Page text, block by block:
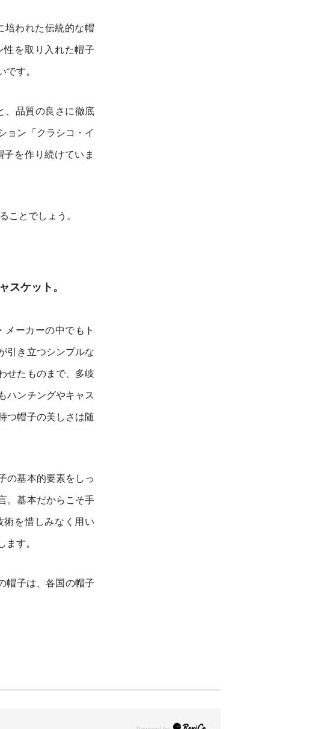
培われた伝統的な帽
性を取り入れた帽子
です。
、品質の良さに徹底
ョン「クラシコ・イ
を作り続けていま
ことでしょう。
スケット。
メーカーの中でもト
引き立つシンプルな
せたものまで、多岐
ハンチングやキャス
つ帽子の美しさは随
の基本的要素をしっ
。基本だからこそ手
術を惜しみなく用い
ます。
帽子は、各国の帽子